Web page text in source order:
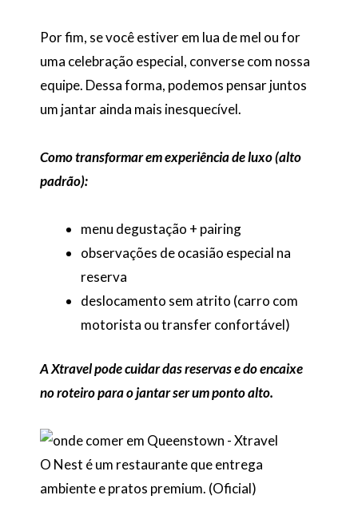
Por fim, se você estiver em lua de mel ou for
uma celebração especial, converse com nossa
equipe. Dessa forma, podemos pensar juntos
um jantar ainda mais inesquecível.
Como transformar em experiência de luxo (alto
padrão):
menu degustação + pairing
observações de ocasião especial na
reserva
deslocamento sem atrito (carro com
motorista ou transfer confortável)
A Xtravel pode cuidar das reservas e do encaixe
no roteiro para o jantar ser um ponto alto.
O Nest é um restaurante que entrega
ambiente e pratos premium. (Oficial)